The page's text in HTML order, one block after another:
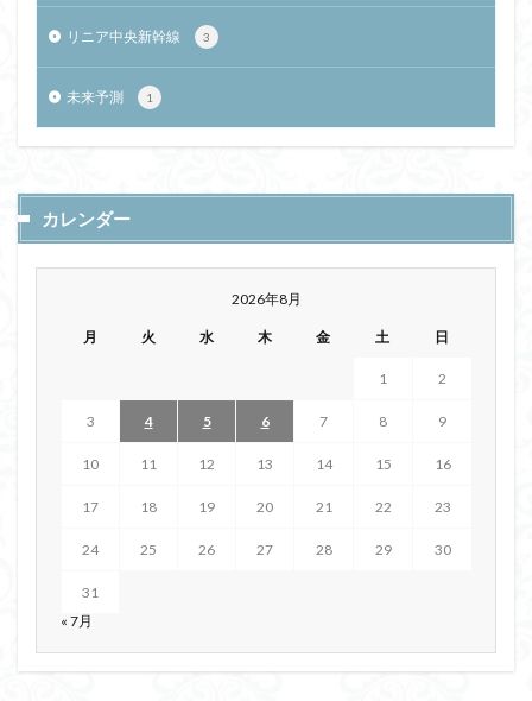
リニア中央新幹線 3
未来予測 1
カレンダー
2026年8月
月 火 水 木 金 土 日
1 2
3 4 5 6 7 8 9
10 11 12 13 14 15 16
17 18 19 20 21 22 23
24 25 26 27 28 29 30
31
« 7月